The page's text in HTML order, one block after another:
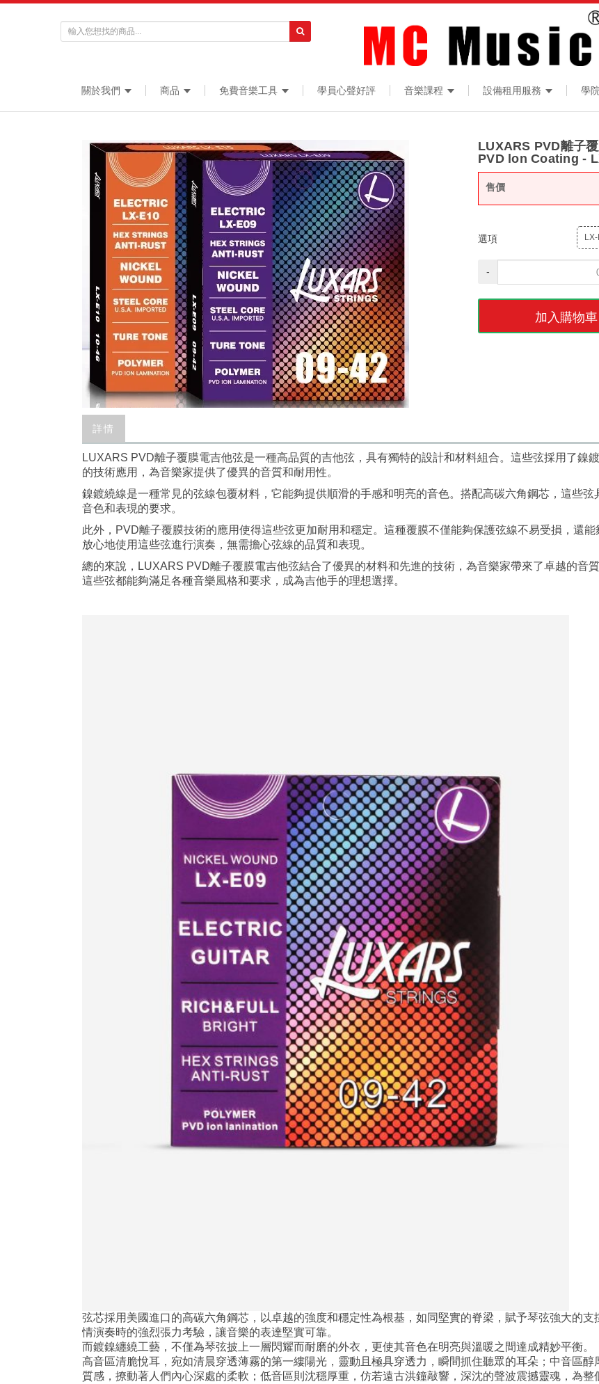
關於我們 商品 免費音樂工具 學員心聲好評 音樂課程 設備租用服務 學
LUXARS PVD離⼦
PVD lon Coating -
售價
選項
-
加入購物車
詳情
LUXARS PVD離子覆膜電吉他弦是一種高品質的吉他弦，具有獨特的設計和材料組合。這些弦採用了鎳
的技術應用，為音樂家提供了優異的音質和耐用性。
鎳鍍繞線是一種常見的弦線包覆材料，它能夠提供順滑的手感和明亮的音色。搭配高碳六角鋼芯，這些
音色和表現的要求。
此外，PVD離子覆膜技術的應用使得這些弦更加耐用和穩定。這種覆膜不僅能夠保護弦線不易受損，還
放心地使用這些弦進行演奏，無需擔心弦線的品質和表現。
總的來說，LUXARS PVD離子覆膜電吉他弦結合了優異的材料和先進的技術，為音樂家帶來了卓越的音
這些弦都能夠滿足各種音樂風格和要求，成為吉他手的理想選擇。
弦芯採用美國進口的高碳六角鋼芯，以卓越的強度和穩定性為根基，如同堅實的脊梁，賦予琴弦強大的
情演奏時的強烈張力考驗，讓音樂的表達堅實可靠。
而鍍鎳纏繞工藝，不僅為琴弦披上一層閃耀而耐磨的外衣，更使其音色在明亮與溫暖之間達成精妙平衡。
高音區清脆悅耳，宛如清晨穿透薄霧的第一縷陽光，靈動且極具穿透力，瞬間抓住聽眾的耳朵；中音區
質感，撩動著人們內心深處的柔軟；低音區則沈穩厚重，仿若遠古洪鐘敲響，深沈的聲波震撼靈魂，為整